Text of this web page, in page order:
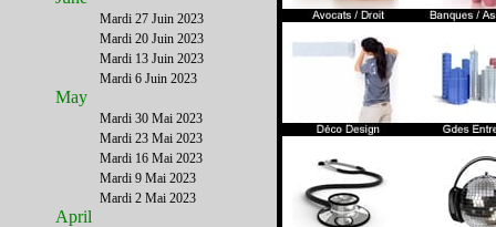
Mardi 27 Juin 2023
Mardi 20 Juin 2023
Mardi 13 Juin 2023
Mardi 6 Juin 2023
May
Mardi 30 Mai 2023
Mardi 23 Mai 2023
Mardi 16 Mai 2023
Mardi 9 Mai 2023
Mardi 2 Mai 2023
April